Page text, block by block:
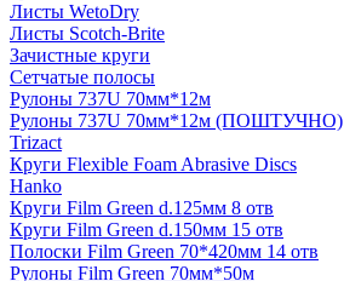
Листы WetoDry
Листы Scotch-Brite
Зачистные круги
Сетчатые полосы
Рулоны 737U 70мм*12м
Рулоны 737U 70мм*12м (ПОШТУЧНО)
Trizact
Круги Flexible Foam Abrasive Discs
Hanko
Круги Film Green d.125мм 8 отв
Круги Film Green d.150мм 15 отв
Полоски Film Green 70*420мм 14 отв
Рулоны Film Green 70мм*50м